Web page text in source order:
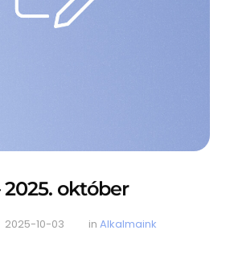
október
2025-10-03 in Alkalmaink